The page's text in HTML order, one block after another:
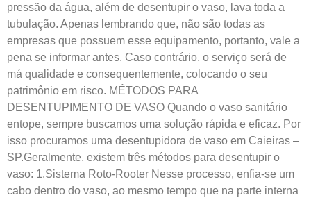
pressão da água, além de desentupir o vaso, lava toda a
tubulação. Apenas lembrando que, não são todas as
empresas que possuem esse equipamento, portanto, vale a
pena se informar antes. Caso contrário, o serviço será de
má qualidade e consequentemente, colocando o seu
patrimônio em risco. MÉTODOS PARA
DESENTUPIMENTO DE VASO Quando o vaso sanitário
entope, sempre buscamos uma solução rápida e eficaz. Por
isso procuramos uma desentupidora de vaso em Caieiras –
SP.Geralmente, existem três métodos para desentupir o
vaso: 1.Sistema Roto-Rooter Nesse processo, enfia-se um
cabo dentro do vaso, ao mesmo tempo que na parte interna